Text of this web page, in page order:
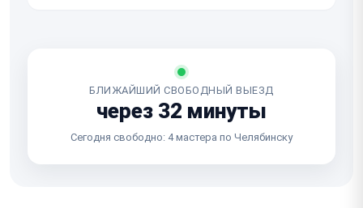
БЛИЖАЙШИЙ СВОБОДНЫЙ ВЫЕЗД
через 32 минуты
Сегодня свободно: 4 мастера по Челябинску